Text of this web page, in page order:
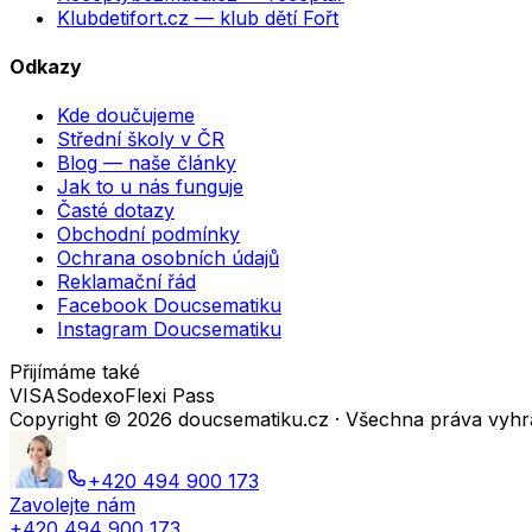
Klubdetifort.cz — klub dětí Fořt
Odkazy
Kde doučujeme
Střední školy v ČR
Blog — naše články
Jak to u nás funguje
Časté dotazy
Obchodní podmínky
Ochrana osobních údajů
Reklamační řád
Facebook Doucsematiku
Instagram Doucsematiku
Přijímáme také
VISASodexoFlexi Pass
Copyright © 2026 doucsematiku.cz · Všechna práva
+420 494 900 173
Zavolejte nám